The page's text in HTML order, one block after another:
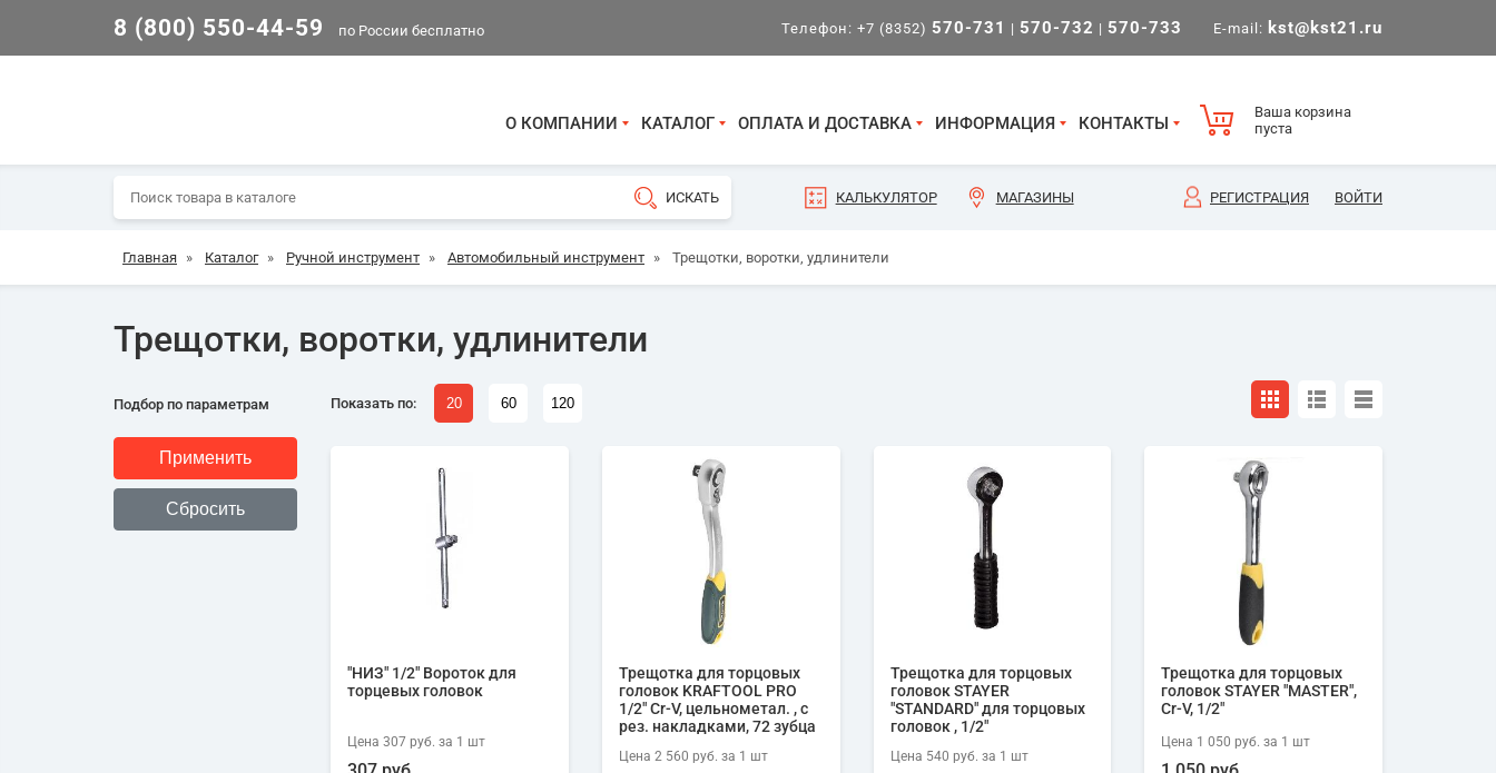
8 (800) 550-44-59 по России бесплатно Телефон: +7 (8352) 570-731 | 570-732 | 570-733 E-mail: kst@kst21.ru
О КОМПАНИИ КАТАЛОГ ОПЛАТА И ДОСТАВКА ИНФОРМАЦИЯ КОНТАКТЫ
Ваша корзина
пуста
КАЛЬКУЛЯТОР МАГАЗИНЫ РЕГИСТРАЦИЯ ВОЙТИ
Главная » Каталог » Ручной инструмент » Автомобильный инструмент » Трещотки, воротки, удлинители
Трещотки, воротки, удлинители
Подбор по параметрам Показать по: 20 60 120
"НИЗ" 1/2" Вороток для
торцевых головок
Цена 307 руб. за 1 шт
Трещотка для торцовых
головок KRAFTOOL PRO
1/2" Cr-V, цельнометал. , с
рез. накладками, 72 зубца
Цена 2 560 руб. за 1 шт
Трещотка для торцовых
головок STAYER
"STANDARD" для торцовых
головок , 1/2"
Цена 540 руб. за 1 шт
Трещотка для торцовых
головок STAYER "MASTER",
Cr-V, 1/2"
Цена 1 050 руб. за 1 шт